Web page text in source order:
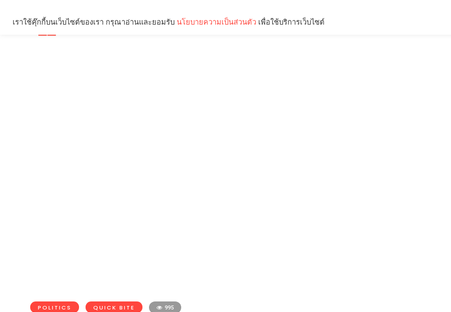
POLITICS QUICK BITE 995
เราใช้คุ๊กกี้บนเว็บไซต์ของเรา กรุณาอ่านและยอมรับ นโยบายความเป็นส่วนตัว เพื่อใช้บริการเว็บไซต์